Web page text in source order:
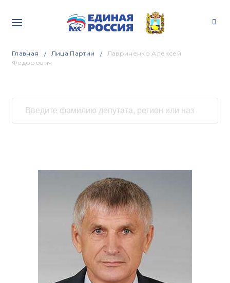
Главная Лица Партии
Лавриненко Алексей
Федорович